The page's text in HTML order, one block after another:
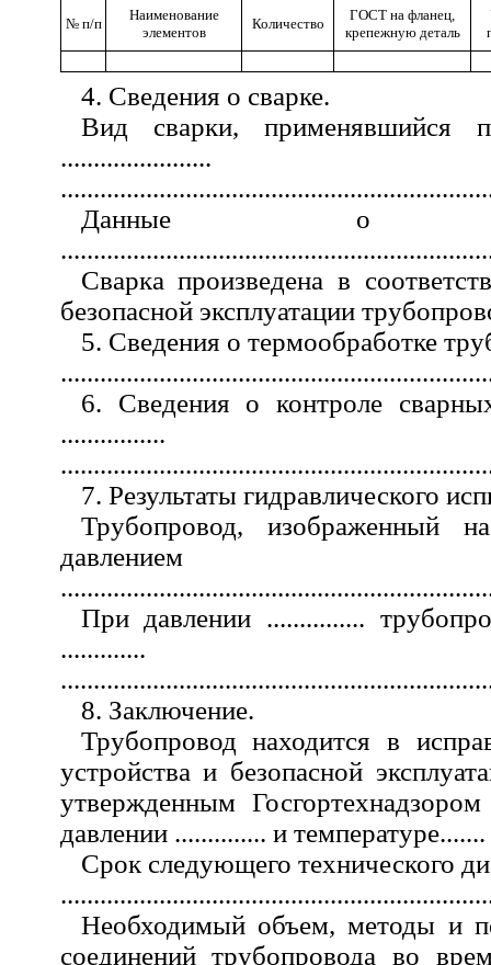
№ п/п
Наименование
элементов
Количество
ГОСТ на фланец,
крепежную деталь
4. Сведения о сварке.
Вид сварки, применявшийся
.......................
Данные о
Сварка произведена в
безопасной эксплуатации
5. Сведения о термообработке
6. Сведения о контроле
................
7. Результаты гидравлического
Трубопровод, изображенный
давлением
При давлении ...............
.............
8. Заключение.
Трубопровод находится в
устройства и безопасной
утвержденным
давлении .............. и температуре.......
Срок следующего технического
Необходимый объем, методы и
соединений трубопровода во